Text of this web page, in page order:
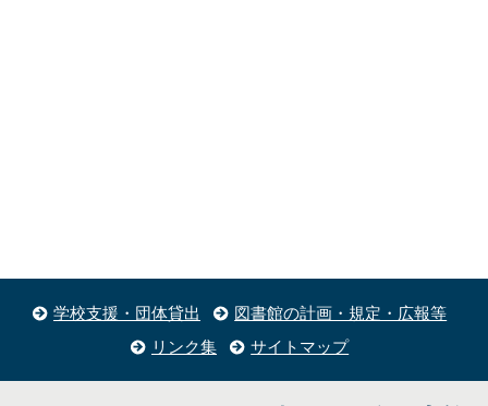
学校支援・団体貸出
図書館の計画・規定・広報等
リンク集
サイトマップ